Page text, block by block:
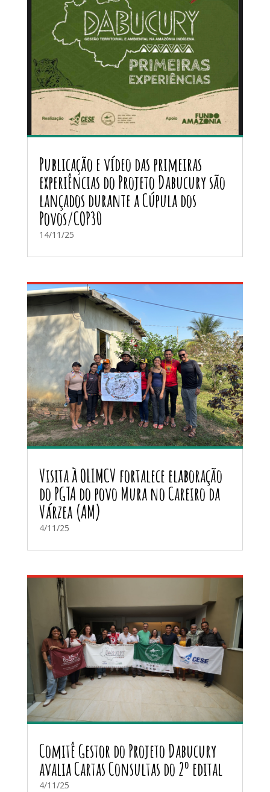
Publicação e vídeo das primeiras
experiências do Projeto Dabucury são
lançados durante a Cúpula dos
Povos/COP30
14/11/25
Visita à OLIMCV fortalece elaboração
do PGTA do povo Mura no Careiro da
Várzea (AM)
4/11/25
Comitê Gestor do Projeto Dabucury
avalia Cartas Consultas do 2º edital
4/11/25